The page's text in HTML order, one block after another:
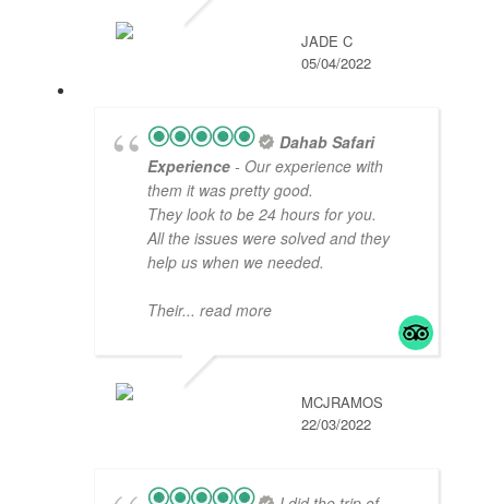
JADE C
05/04/2022
Dahab Safari
Experience - Our experience with
them it was pretty good.
They look to be 24 hours for you.
All the issues were solved and they
help us when we needed.
Their... read more
MCJRAMOS
22/03/2022